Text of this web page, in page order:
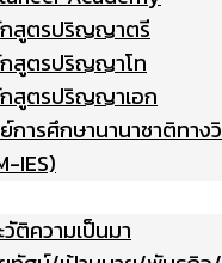
สูตรปริญญาตรี
สูตรปริญญาโท
สูตรปริญญาเอก
การศึกษานานาชาติทาง
IES)
วัติความเป็นมา